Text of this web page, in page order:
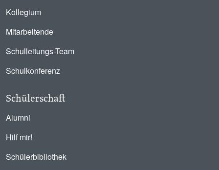
Kollegium
Mitarbeitende
Schulleitungs-Team
Schulkonferenz
Schülerschaft
Alumni
Hilf mir!
Schülerbibliothek